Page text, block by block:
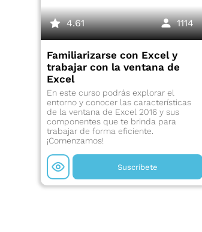
4.61 1114
Familiarizarse con Excel y
trabajar con la ventana de
Excel
En este curso podrás explorar el
entorno y conocer las características
de la ventana de Excel 2016 y sus
componentes que te brinda para
trabajar de forma eficiente.
¡Comenzamos!
Suscríbete